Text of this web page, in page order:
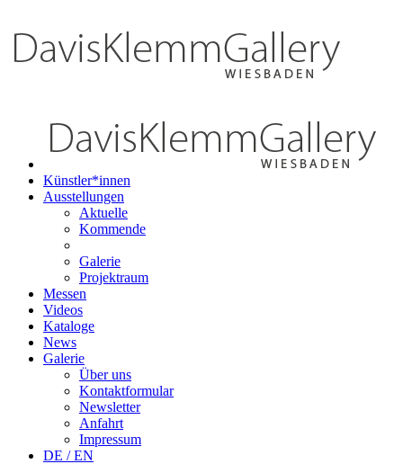
Künstler*innen
Ausstellungen
Aktuelle
Kommende
Galerie
Projektraum
Messen
Videos
Kataloge
News
Galerie
Über uns
Kontaktformular
Newsletter
Anfahrt
Impressum
DE / EN